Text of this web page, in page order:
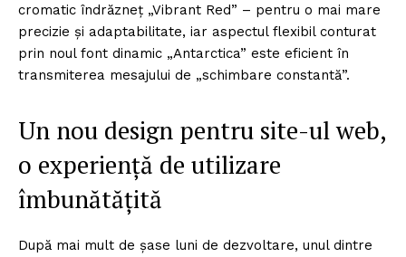
cromatic îndrăzneț „Vibrant Red” – pentru o mai mare
precizie și adaptabilitate, iar aspectul flexibil conturat
prin noul font dinamic „Antarctica” este eficient în
transmiterea mesajului de „schimbare constantă”.
Un nou design pentru site-ul web,
o experiență de utilizare
îmbunătățită
După mai mult de șase luni de dezvoltare, unul dintre